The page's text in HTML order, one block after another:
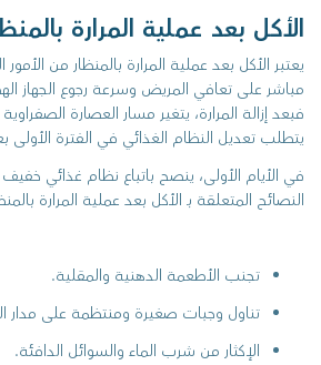
الأكل بعد عملية المرارة
يعتبر الأكل بعد عملية المرارة بالمنظار من
مباشر على تعافي المريض وسرعة رجوع الجهاز
فبعد إزالة المرارة، يتغير مسار العصارة
يتطلب تعديل النظام الغذائي في الفترة الأولى
في الأيام الأولى، ينصح باتباع نظام غذائي
النصائح المتعلقة بـ الأكل بعد عملية المرارة
تجنب الأطعمة الدهنية والمقلية.
تناول وجبات صغيرة ومنتظمة على مدار
الإكثار من شرب الماء والسوائل الدافئة.